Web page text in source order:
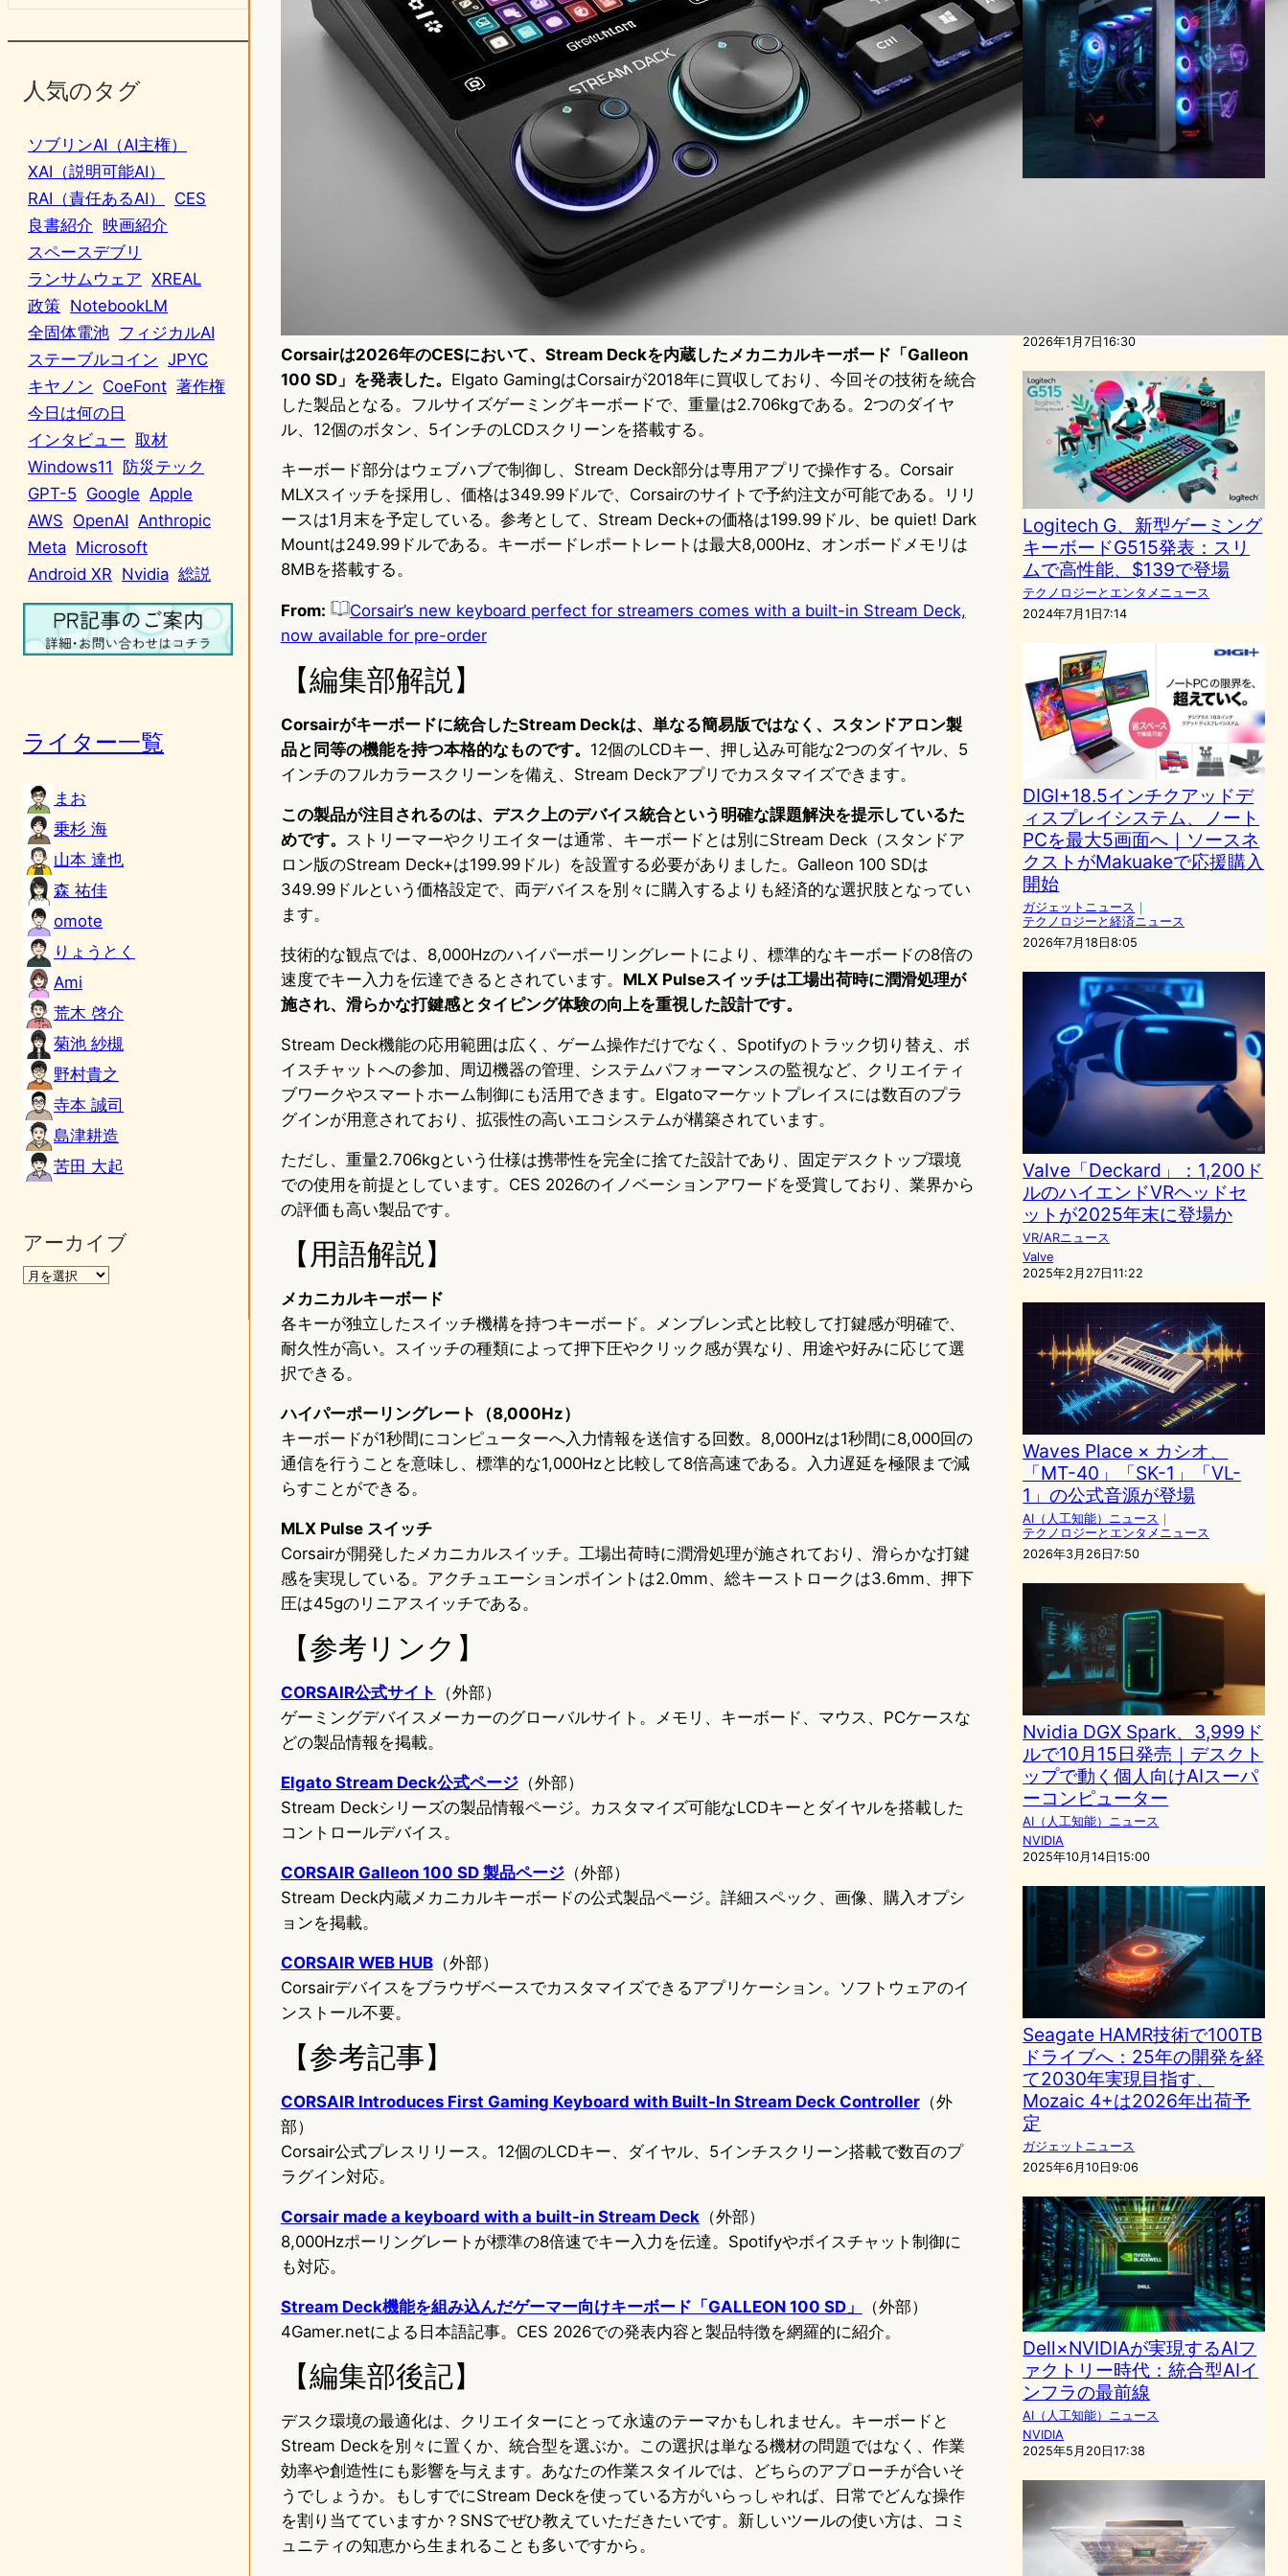
人気のタグ
ソブリンAI（AI主権）
XAI（説明可能AI）
RAI（責任あるAI）
CES
良書紹介 映画紹介
スペースデブリ
ランサムウェア XREAL
政策 NotebookLM
全固体電池 フィジカルAI
ステーブルコイン JPYC
キヤノン CoeFont 著作権
今日は何の日
インタビュー 取材
Windows11
防災テック
GPT-5 Google Apple
AWS OpenAI Anthropic
Meta Microsoft
Android XR Nvidia 総説
ライター一覧
まお
乗杉 海
山本 達也
森 祐佳
omote
りょうとく
Ami
荒木 啓介
菊池 紗槻
野村貴之
寺本 誠司
島津耕造
苦田 大起
アーカイブ
Corsairは2026年のCESにおいて、Stream Deckを内蔵したメカニカルキーボード「Galleon
100 SD」を発表した。 Elgato GamingはCorsairが2018年に買収しており、今回その技術を統合
した製品となる。フルサイズゲーミングキーボードで、重量は2.706kgである。2つのダイヤ
ル、12個のボタン、5インチのLCDスクリーンを搭載する。
キーボード部分はウェブハブで制御し、Stream Deck部分は専用アプリで操作する。Corsair
MLXスイッチを採用し、価格は349.99ドルで、Corsairのサイトで予約注文が可能である。リリ
ースは1月末を予定している。参考として、Stream Deck+の価格は199.99ドル、be quiet! Dark
Mountは249.99ドルである。キーボードレポートレートは最大8,000Hz、オンボードメモリは
8MBを搭載する。
From:
Corsair’s new keyboard perfect for streamers comes with a built-in Stream Deck,
now available for pre-order
【編集部解説】
Corsairがキーボードに統合したStream Deckは、単なる簡易版ではなく、スタンドアロン製
品と同等の機能を持つ本格的なものです。 12個のLCDキー、押し込み可能な2つのダイヤル、5
インチのフルカラースクリーンを備え、Stream Deckアプリでカスタマイズできます。
この製品が注目されるのは、デスク上のデバイス統合という明確な課題解決を提示しているた
めです。
ストリーマーやクリエイターは通常、キーボードとは別にStream Deck（スタンドア
ロン版のStream Deck+は199.99ドル）を設置する必要がありました。Galleon 100 SDは
349.99ドルという価格設定で、両デバイスを別々に購入するよりも経済的な選択肢となってい
ます。
技術的な観点では、8,000Hzのハイパーポーリングレートにより、標準的なキーボードの8倍の
速度でキー入力を伝達できるとされています。 MLX Pulseスイッチは工場出荷時に潤滑処理が
施され、滑らかな打鍵感とタイピング体験の向上を重視した設計です。
Stream Deck機能の応用範囲は広く、ゲーム操作だけでなく、Spotifyのトラック切り替え、ボ
イスチャットへの参加、周辺機器の管理、システムパフォーマンスの監視など、クリエイティ
ブワークやスマートホーム制御にも活用できます。Elgatoマーケットプレイスには数百のプラ
グインが用意されており、拡張性の高いエコシステムが構築されています。
ただし、重量2.706kgという仕様は携帯性を完全に捨てた設計であり、固定デスクトップ環境
での使用を前提としています。CES 2026のイノベーションアワードを受賞しており、業界から
の評価も高い製品です。
【用語解説】
メカニカルキーボード
各キーが独立したスイッチ機構を持つキーボード。メンブレン式と比較して打鍵感が明確で、
耐久性が高い。スイッチの種類によって押下圧やクリック感が異なり、用途や好みに応じて選
択できる。
ハイパーポーリングレート（8,000Hz）
キーボードが1秒間にコンピューターへ入力情報を送信する回数。8,000Hzは1秒間に8,000回の
通信を行うことを意味し、標準的な1,000Hzと比較して8倍高速である。入力遅延を極限まで減
らすことができる。
MLX Pulse スイッチ
Corsairが開発したメカニカルスイッチ。工場出荷時に潤滑処理が施されており、滑らかな打鍵
感を実現している。アクチュエーションポイントは2.0mm、総キーストロークは3.6mm、押下
圧は45gのリニアスイッチである。
【参考リンク】
CORSAIR公式サイト
（外部）
ゲーミングデバイスメーカーのグローバルサイト。メモリ、キーボード、マウス、PCケースな
どの製品情報を掲載。
Elgato Stream Deck公式ページ（外部）
Stream Deckシリーズの製品情報ページ。カスタマイズ可能なLCDキーとダイヤルを搭載した
コントロールデバイス。
CORSAIR Galleon 100 SD 製品ページ（外部）
Stream Deck内蔵メカニカルキーボードの公式製品ページ。詳細スペック、画像、購入オプシ
ョンを掲載。
CORSAIR WEB HUB（外部）
Corsairデバイスをブラウザベースでカスタマイズできるアプリケーション。ソフトウェアのイ
ンストール不要。
【参考記事】
CORSAIR Introduces First Gaming Keyboard with Built-In Stream Deck Controller（外
部）
Corsair公式プレスリリース。12個のLCDキー、ダイヤル、5インチスクリーン搭載で数百のプ
ラグイン対応。
Corsair made a keyboard with a built-in Stream Deck （外部）
8,000Hzポーリングレートが標準の8倍速でキー入力を伝達。Spotifyやボイスチャット制御に
も対応。
Stream Deck機能を組み込んだゲーマー向けキーボード「GALLEON 100 SD」
（外部）
4Gamer.netによる日本語記事。CES 2026での発表内容と製品特徴を網羅的に紹介。
【編集部後記】
デスク環境の最適化は、クリエイターにとって永遠のテーマかもしれません。キーボードと
Stream Deckを別々に置くか、統合型を選ぶか。この選択は単なる機材の問題ではなく、作業
効率や創造性にも影響を与えます。あなたの作業スタイルでは、どちらのアプローチが合いそ
うでしょうか。もしすでにStream Deckを使っている方がいらっしゃれば、日常でどんな操作
を割り当てていますか？SNSでぜひ教えていただきたいです。新しいツールの使い方は、コミ
ュニティの知恵から生まれることも多いですから。
2026年1月7日16:30
Logitech G、新型ゲーミング
キーボードG515発表：スリ
ムで高性能、$139で登場
テクノロジーとエンタメニュース
2024年7月1日7:14
DIGI+18.5インチクアッドデ
ィスプレイシステム、ノート
PCを最大5画面へ｜ソースネ
クストがMakuakeで応援購入
開始
ガジェットニュース ｜
テクノロジーと経済ニュース
2026年7月18日8:05
Valve「Deckard」：1,200ド
ルのハイエンドVRヘッドセ
ットが2025年末に登場か
VR/ARニュース
Valve
2025年2月27日11:22
Waves Place × カシオ、
「MT-40」「SK-1」「VL-
1」の公式音源が登場
AI（人工知能）ニュース ｜
テクノロジーとエンタメニュース
2026年3月26日7:50
Nvidia DGX Spark、3,999ド
ルで10月15日発売｜デスクト
ップで動く個人向けAIスーパ
ーコンピューター
AI（人工知能）ニュース
NVIDIA
2025年10月14日15:00
Seagate HAMR技術で100TB
ドライブへ：25年の開発を経
て2030年実現目指す、
Mozaic 4+は2026年出荷予
定
ガジェットニュース
2025年6月10日9:06
Dell×NVIDIAが実現するAIフ
ァクトリー時代：統合型AIイ
ンフラの最前線
AI（人工知能）ニュース
NVIDIA
2025年5月20日17:38